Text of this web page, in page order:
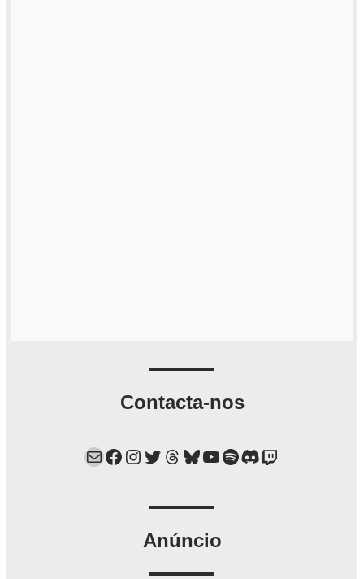
Contacta-nos
Mail Facebook Instagram Twitter Threads Bluesky YouTube Spotify Discord Twitch
Anúncio